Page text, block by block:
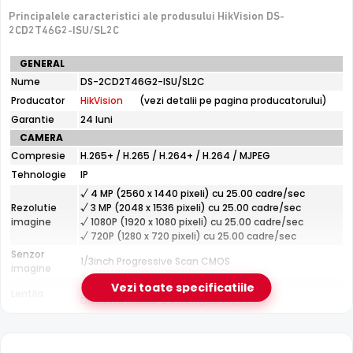
Infrarosu 60m
HikVision DS-2CD2T46G2-ISU/SL2C dispune de iluminare
infrarosu cu raza de actiune de pana la
vizibilitate clara pe intuneric total. LED-urile IR sunt
invizibile ochiului uman si nu deranjeaza.
Principalele caracteristici ale produsului HikVision DS-
2CD2T46G2-ISU/SL2C
Specificatii
tehnice
HikVision
DS-
2CD2T46G2-
ISU/SL2C
GENERAL
Nume
DS-2CD2T46G2-ISU/SL2C
Producator
HikVision
(vezi detalii pe pagina producatorului)
Garantie
24 luni
CAMERA
Compresie
H.265+ / H.265 / H.264+ / H.264 / MJPEG
Tehnologie
IP
Rezolutie
imagine
√ 4 MP (2560 x 1440 pixeli) cu 25.00 cadre/sec
√ 3 MP (2048 x 1536 pixeli) cu 25.00 cadre/sec
√ 1080P (1920 x 1080 pixeli) cu 25.00 cadre/sec
√ 720P (1280 x 720 pixeli) cu 25.00 cadre/sec
Senzor
imagine
1/3inch Progressive Scan CMOS
Fixa
Distanta focala: 2.8 mm(103.0°)
Vezi toate specificatiile